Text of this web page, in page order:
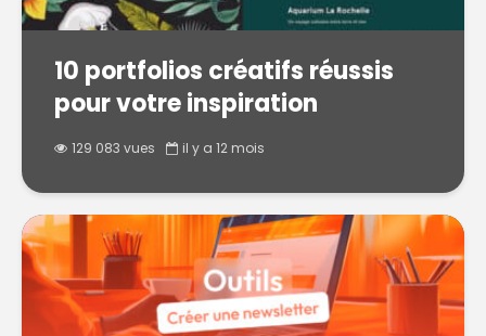
10 portfolios créatifs réussis
pour votre inspiration
129 083 vues il y a 12 mois